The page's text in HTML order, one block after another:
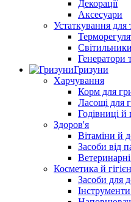
Декорації
Аксесуари
Устаткування для
Генератори
Гризуни
Харчування
Корм для
Ласощі для
Годівниці й
Здоров'я
Вітаміни й
Засоби від
Косметика й
Засоби для